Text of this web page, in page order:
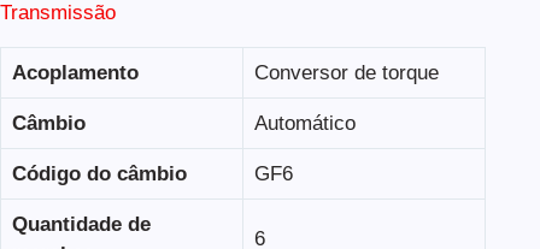
Transmissão
Acoplamento Conversor de torque
Câmbio Automático
Código do câmbio GF6
Quantidade de
6